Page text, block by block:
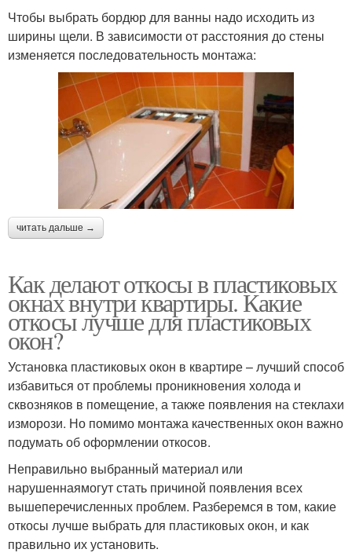
Чтобы выбрать бордюр для ванны надо исходить из
ширины щели. В зависимости от расстояния до стены
изменяется последовательность монтажа:
читать дальше →
Как делают откосы в пластиковых
окнах внутри квартиры. Какие
откосы лучше для пластиковых
окон?
Установка пластиковых окон в квартире – лучший способ
избавиться от проблемы проникновения холода и
сквозняков в помещение, а также появления на стеклахи
изморози. Но помимо монтажа качественных окон важно
подумать об оформлении откосов.
Неправильно выбранный материал или
нарушеннаямогут стать причиной появления всех
вышеперечисленных проблем. Разберемся в том, какие
откосы лучше выбрать для пластиковых окон, и как
правильно их установить.